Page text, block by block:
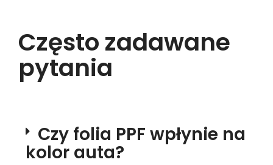
Często zadawane
pytania
Czy folia PPF wpłynie na
kolor auta?